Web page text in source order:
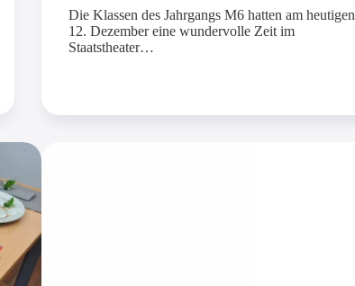
Die Klassen des Jahrgangs M6 hatten am heutigen
12. Dezember eine wundervolle Zeit im
Staatstheater…